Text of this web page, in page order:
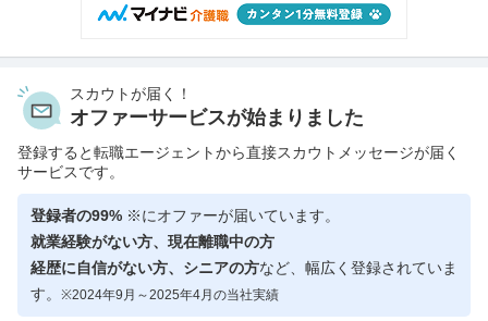
スカウトが届く！
オファーサービスが始まりました
登録すると転職エージェントから直接スカウトメッセージが届く
サービスです。
登録者の99% ※にオファーが届いています。
就業経験がない方、現在離職中の方
経歴に自信がない方、シニアの方など、幅広く登録されていま
す。 ※2024年9月～2025年4月の当社実績